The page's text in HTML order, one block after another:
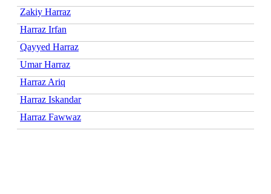
Zakiy Harraz
Harraz Irfan
Qayyed Harraz
Umar Harraz
Harraz Ariq
Harraz Iskandar
Harraz Fawwaz